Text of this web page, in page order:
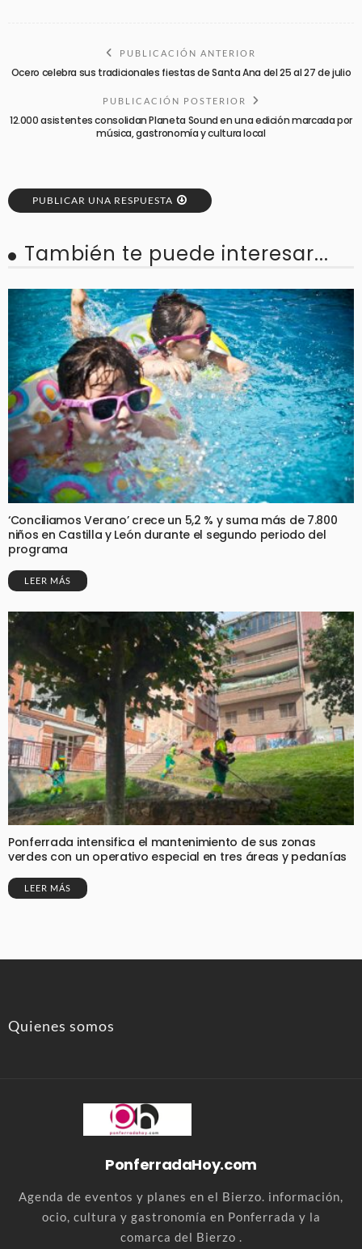
PUBLICACIÓN ANTERIOR
Ocero celebra sus tradicionales fiestas de Santa Ana del 25 al 27 de julio
PUBLICACIÓN POSTERIOR
12.000 asistentes consolidan Planeta Sound en una edición marcada por
música, gastronomía y cultura local
PUBLICAR UNA RESPUESTA
También te puede interesar...
‘Conciliamos Verano’ crece un 5,2 % y suma más de 7.800
niños en Castilla y León durante el segundo periodo del
programa
LEER MÁS
Ponferrada intensifica el mantenimiento de sus zonas
verdes con un operativo especial en tres áreas y pedanías
LEER MÁS
Quienes somos
PonferradaHoy.com
Agenda de eventos y planes en el Bierzo. información,
ocio, cultura y gastronomía en Ponferrada y la
comarca del Bierzo .